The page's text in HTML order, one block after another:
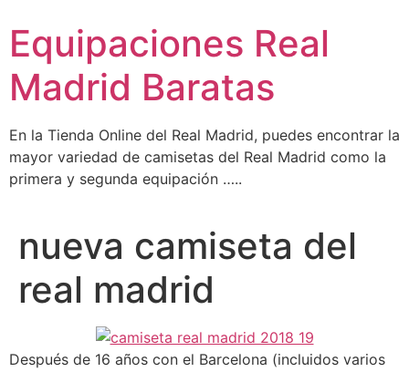
contenido
Equipaciones Real
Madrid Baratas
En la Tienda Online del Real Madrid, puedes encontrar la
mayor variedad de camisetas del Real Madrid como la
primera y segunda equipación …..
nueva camiseta del
real madrid
Después de 16 años con el Barcelona (incluidos varios